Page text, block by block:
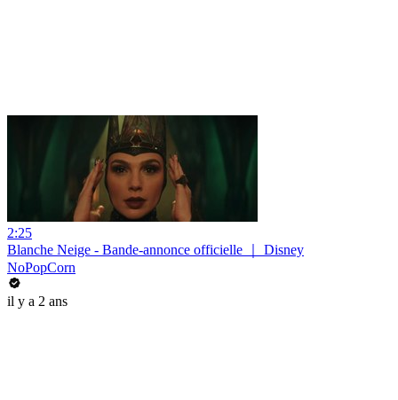
2:25
Blanche Neige - Bande-annonce officielle ｜ Disney
NoPopCorn
il y a 2 ans